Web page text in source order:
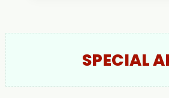
SPECIAL